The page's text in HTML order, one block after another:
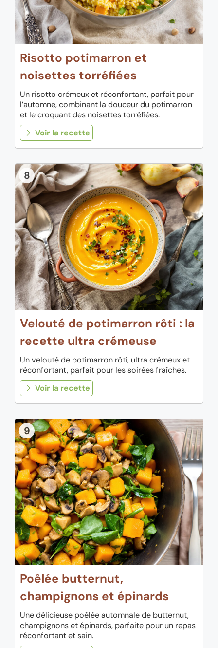
Risotto potimarron et
noisettes torréfiées
Un risotto crémeux et réconfortant, parfait pour
l’automne, combinant la douceur du potimarron
et le croquant des noisettes torréfiées.
Voir la recette
8
Velouté de potimarron rôti : la
recette ultra crémeuse
Un velouté de potimarron rôti, ultra crémeux et
réconfortant, parfait pour les soirées fraîches.
Voir la recette
9
Poêlée butternut,
champignons et épinards
Une délicieuse poêlée automnale de butternut,
champignons et épinards, parfaite pour un repas
réconfortant et sain.